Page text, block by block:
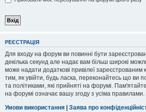
РЕЄСТРАЦІЯ
Для входу на форум ви повинні бути
декілька секунд але надає вам більш широкі
може надати додаткові привілеї зареєстрованим
тим, як увійти, будь ласка, переконайтесь що ви
та політиками, які прийняті на форумі.
на форумі означає вашу згоду з усіма правилами.
Умови використання | Заява про